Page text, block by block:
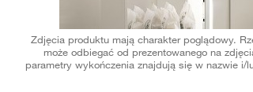
Zdjęcia produktu mają charakter poglądowy.
może odbiegać od prezentowanego na
parametry wykończenia znajdują się w nazwie i/